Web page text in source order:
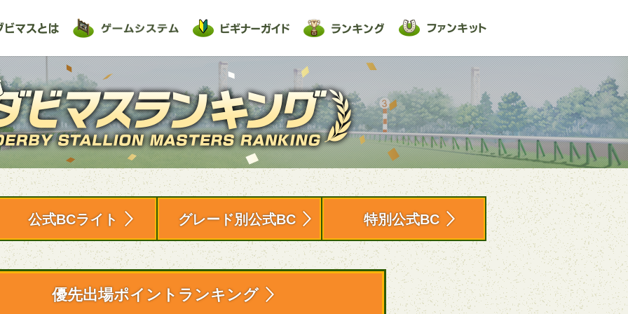
公式BCライト グレード別公式BC 特別公式BC
優先出場ポイントランキング